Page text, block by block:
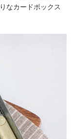
なカードボックス